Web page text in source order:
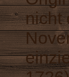
nicht